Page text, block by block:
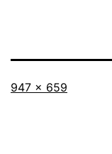
Taille
947 × 659